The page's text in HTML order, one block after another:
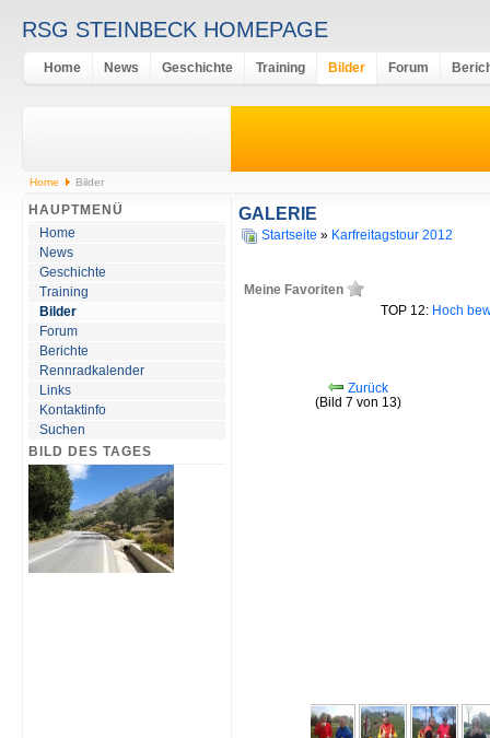
RSG STEINBECK HOMEPAGE
Home News Geschichte Training Bilder Forum
Home Bilder
HAUPTMENÜ
Home
News
Geschichte
Training
Bilder
Forum
Berichte
Rennradkalender
Links
Kontaktinfo
Suchen
BILD DES TAGES
GALERIE
Startseite » Karfreitagstour 2012
Meine Favoriten
TOP 12: Hoch
Zurück
(Bild 7 von 13)